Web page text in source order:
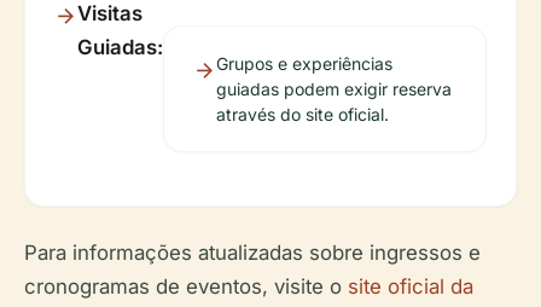
Visitas
Guiadas:
Grupos e experiências
guiadas podem exigir reserva
através do site oficial.
Para informações atualizadas sobre ingressos e
cronogramas de eventos, visite o site oficial da